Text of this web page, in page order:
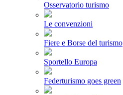
Osservatorio turismo
Le convenzioni
Fiere e Borse del turismo
Sportello Europa
Federturismo goes green